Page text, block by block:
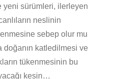
yeni sürümleri, ilerleyen
neslinin
sebep olur mu
doğanın katledilmesi ve
tükenmesinin bu
kesin…